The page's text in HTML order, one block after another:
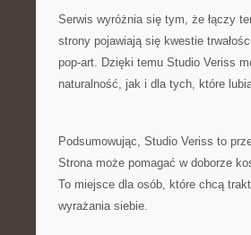
Serwis wyróżnia się tym, że łączy
strony pojawiają się kwestie
pop-art. Dzięki temu Studio Veriss
naturalność, jak i dla tych, które
Podsumowując, Studio Veriss to
Strona może pomagać w doborze
To miejsce dla osób, które chcą
wyrażania siebie.